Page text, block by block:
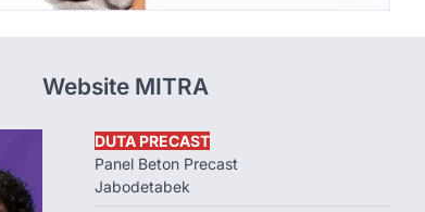
Website MITRA
DUTA PRECAST
Panel Beton Precast
Jabodetabek